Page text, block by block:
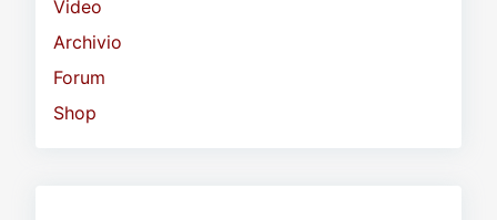
Video
Archivio
Forum
Shop